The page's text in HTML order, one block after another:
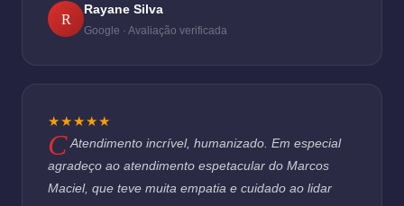
R
Rayane Silva
Google · Avaliação verificada
★★★★★
Atendimento incrível, humanizado. Em especial
agradeço ao atendimento espetacular do Marcos
Maciel, que teve muita empatia e cuidado ao lidar